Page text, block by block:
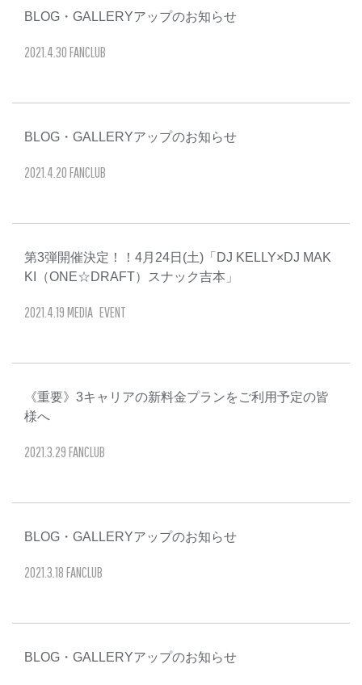
BLOG・GALLERYアップのお知らせ
2021 430FANCLUB
BLOG・GALLERYアップのお知らせ
2021 4 20FANCLUB
第3弾開催決定！！4月24日(土)「DJ KELLY×DJ MAK
KI（ONE☆DRAFT）スナック吉本」
2021 419MEDIA EVENT
《重要》3キャリアの新料金プランをご利用予定の皆
様へ
20213 29FANCLUB
BLOG・GALLERYアップのお知らせ
2021318FANCLUB
BLOG・GALLERYアップのお知らせ